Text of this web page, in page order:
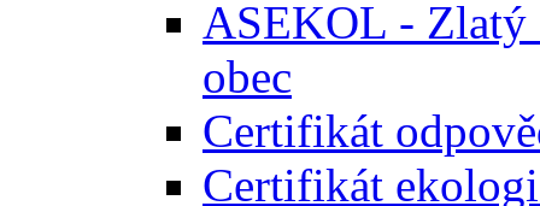
ASEKOL -
obec
Certifikát
Certifikát